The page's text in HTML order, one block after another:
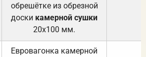
обрешётке из обрезной
доски камерной сушки
20х100 мм.
Евровагонка камерной